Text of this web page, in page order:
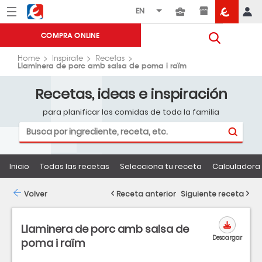
Menú Eroski
COMPRA ONLINE
Home Inspirate Recetas
Llaminera de porc amb salsa de poma i raïm
Recetas, ideas e inspiración
para planificar las comidas de toda la familia
Inicio Todas las recetas Selecciona tu receta
Llaminera de porc amb salsa de
poma i raïm
Descargar
Volver Receta anterior Siguiente receta